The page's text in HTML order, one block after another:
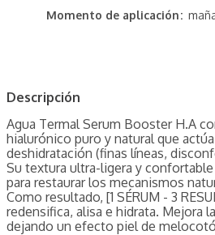
Momento de aplicación
Descripción
Agua Termal Serum Booster H.A
hialurónico puro y natural que
deshidratación (finas líneas,
Su textura ultra-ligera y
para restaurar los mecanismos
Como resultado, [1 SÉRUM - 3
redensifica, alisa e hidrata. Mejora
dejando un efecto piel de